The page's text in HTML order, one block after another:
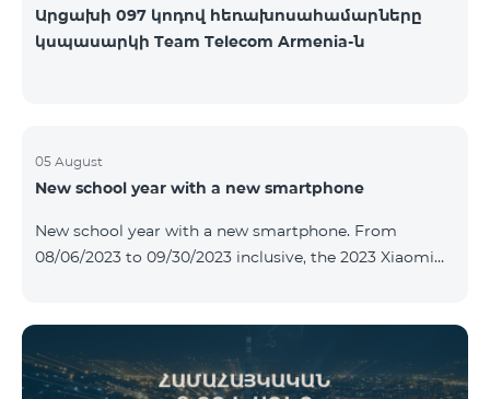
Արցախի 097 կոդով հեռախոսահամարները
կսպասարկի Team Telecom Armenia-ն
05 August
New school year with a new smartphone
New school year with a new smartphone. From
08/06/2023 to 09/30/2023 inclusive, the 2023 Xiaomi
- the 1st month is free. A smartphone can also be
purchased on credit, starting from 1250 AMD per
month. Bank charges are added to the monthly fee.